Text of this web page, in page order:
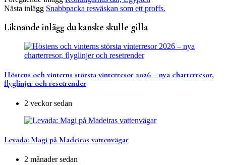
Nästa inlägg Snabbpacka resväskan som ett proffs.
Liknande inlägg du kanske skulle gilla
Höstens och vinterns största vinterresor 2026 – nya charterresor,
flyglinjer och resetrender
2 veckor sedan
Levada: Magi på Madeiras vattenvägar
2 månader sedan